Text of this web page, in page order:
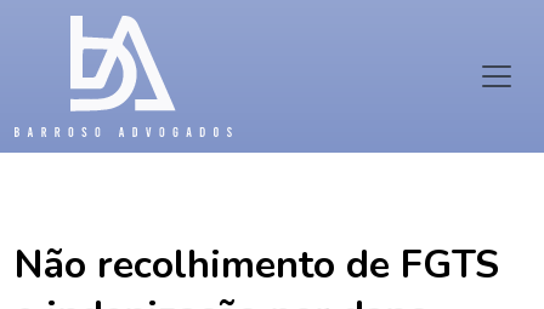
Não recolhimento de FGTS